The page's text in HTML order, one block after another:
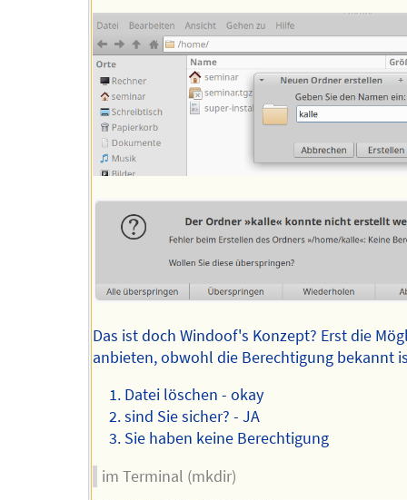
Das ist doch Windoof's Konzept? Erst die
anbieten, obwohl die Berechtigung bekannt
Datei löschen - okay
sind Sie sicher? - JA
Sie haben keine Berechtigung
im Terminal (mkdir)